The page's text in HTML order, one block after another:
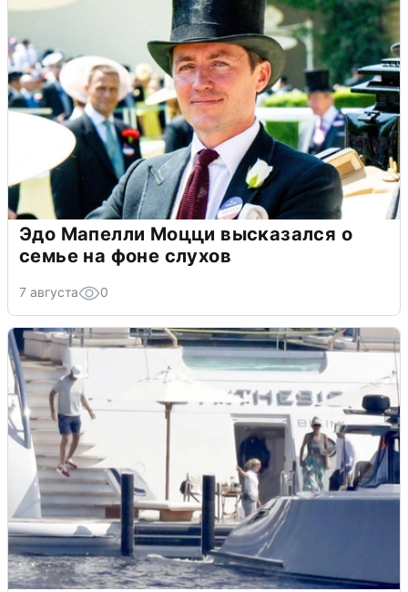
Эдо Мапелли Моцци высказался о
семье на фоне слухов
7 августа 0